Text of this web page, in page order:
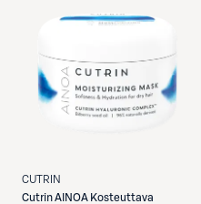
CUTRIN
CutrinAINOA Kosteuttava